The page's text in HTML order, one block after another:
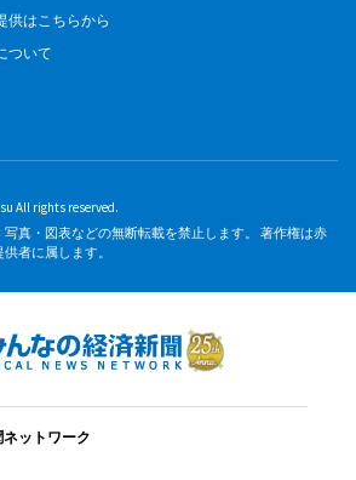
供はこちらから
ついて
All rights reserved.
真・図表などの無断転載を禁止します。 著作権は赤
者に属します。
ットワーク